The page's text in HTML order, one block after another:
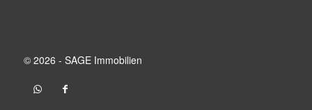
© 2026 - SAGE Immobilien